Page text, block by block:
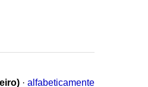
· alfabeticamente